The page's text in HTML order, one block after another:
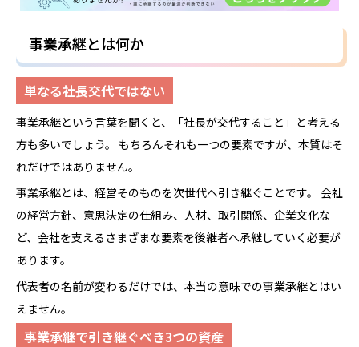
事業承継とは何か
単なる社長交代ではない
事業承継という言葉を聞くと、「社長が交代すること」と考える
方も多いでしょう。 もちろんそれも一つの要素ですが、本質はそ
れだけではありません。
事業承継とは、経営そのものを次世代へ引き継ぐことです。 会社
の経営方針、意思決定の仕組み、人材、取引関係、企業文化な
ど、会社を支えるさまざまな要素を後継者へ承継していく必要が
あります。
代表者の名前が変わるだけでは、本当の意味での事業承継とはい
えません。
事業承継で引き継ぐべき3つの資産